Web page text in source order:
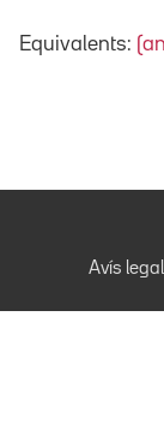
Equivalents:
Avís legal